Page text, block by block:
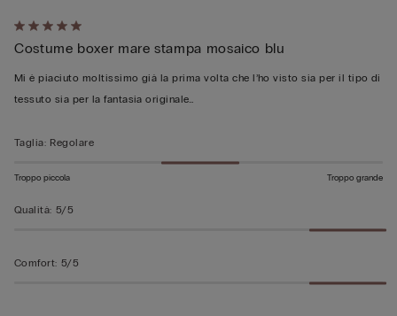
Valutato
5
su
5
Costume boxer mare stampa mosaico blu
Mi è piaciuto moltissimo già la prima volta che l’ho visto sia per il tipo di
tessuto sia per la fantasia originale…
Taglia: Regolare
Troppo piccola Troppo grande
Qualità: 5/5
Comfort: 5/5